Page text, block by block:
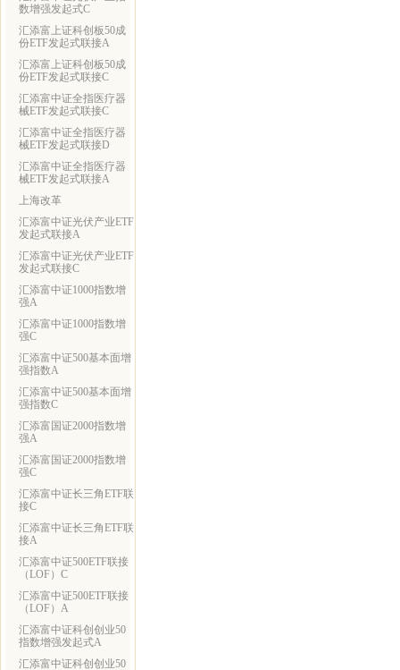
数增强发起式C
汇添富上证科创板50成
份ETF发起式联接A
汇添富上证科创板50成
份ETF发起式联接C
汇添富中证全指医疗器
械ETF发起式联接C
汇添富中证全指医疗器
械ETF发起式联接D
汇添富中证全指医疗器
械ETF发起式联接A
上海改革
汇添富中证光伏产业ETF
发起式联接A
汇添富中证光伏产业ETF
发起式联接C
汇添富中证1000指数增
强A
汇添富中证1000指数增
强C
汇添富中证500基本面增
强指数A
汇添富中证500基本面增
强指数C
汇添富国证2000指数增
强A
汇添富国证2000指数增
强C
汇添富中证长三角ETF联
接C
汇添富中证长三角ETF联
接A
汇添富中证500ETF联接
（LOF）C
汇添富中证500ETF联接
（LOF）A
汇添富中证科创创业50
指数增强发起式A
汇添富中证科创创业50